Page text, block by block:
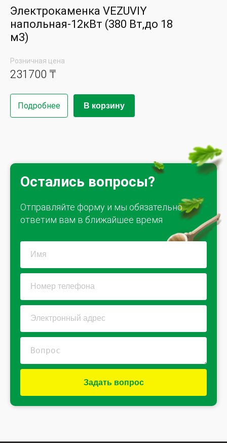
Электрокаменка VEZUVIY
напольная-12кВт (380 Вт,до 18
м3)
Розничная цена
231700 ₸
Подробнее В корзину
Остались вопросы?
Отправляйте форму и мы обязательно
ответим вам в ближайшее время
Задать вопрос